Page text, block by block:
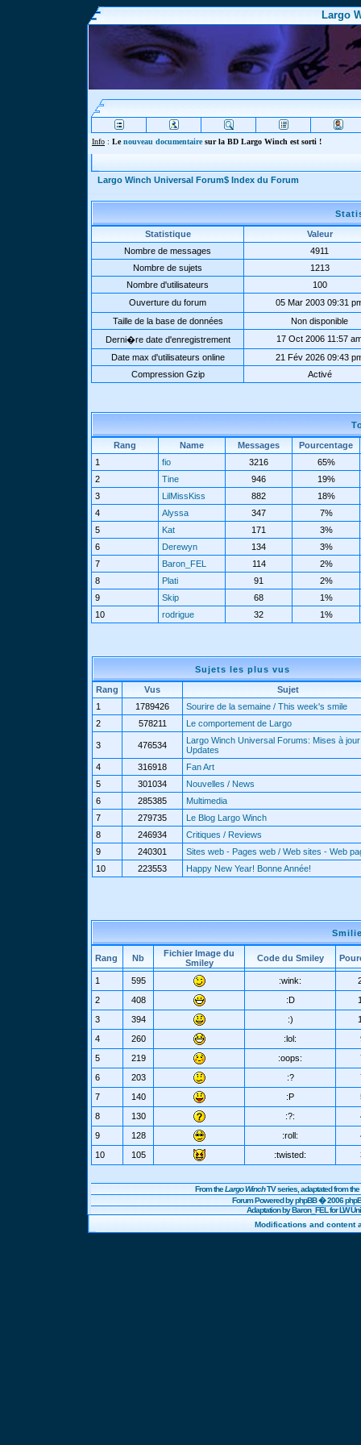
Largo
Info : Lenouveau documentairesur la BD Largo Winch est sorti !
Largo Winch Universal Forum$ Index du Forum
Statistique
Valeur
Nombre de messages
4911
Nombre de sujets
1213
Nombre d'utilisateurs
100
Ouverture du forum
05 Mar 2003 09:31
Taille de la base de données
Non disponible
Derni�re date d'enregistrement
17 Oct 2006 11:57
Date max d'utilisateurs online
21 Fév 2026 09:43
Compression Gzip
Activé
Rang Name Messages
Pourcentage
1
fio 3216
65%
2
Tine 946
19%
3
LilMissKiss 882
18%
4
Alyssa 347
7%
5
Kat 171
3%
6
Derewyn 134
3%
7
Baron_FEL 114
2%
8
Plati 91
2%
9
Skip 68
1%
10
rodrigue 32 1%
Sujets les plus vus
Rang Vus
Sujet
1
1789426
Sourire de la semaine / This week's smile
2
578211 Le comportement de Largo
3 476534
Largo Winch Universal Forums: Mises à
Updates
4
316918
Fan Art
5
301034
Nouvelles / News
6
285385
Multimedia
7
279735
Le Blog Largo Winch
8
246934
Critiques / Reviews
9
240301
Sites web - Pages web / Web sites - Web
10
223553 Happy New Year! Bonne Année!
Rang Nb
Fichier Image du
Smiley
Code du Smiley
1 595 :wink:
2
408 :D
3
394 :)
4
260 :lol:
5
219 :oops:
6
203 :?
7
140 :P
8
130 :?:
9
128 :roll:
10
105 :twisted:
From theLargo WinchTV series, adaptated from
Forum Powered byphpBB� 2006
Adaptation by Baron_FEL for LW
Modifications and content